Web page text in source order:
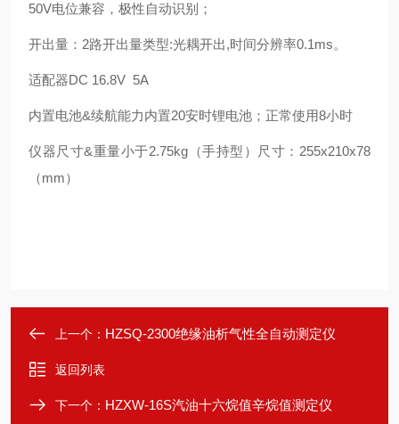
50V电位兼容，极性自动识别；
开出量：2路开出量类型:光耦开出,时间分辨率0.1ms。
适配器DC 16.8V 5A
内置电池&续航能力内置20安时锂电池；正常使用8小时
仪器尺寸&重量小于2.75kg（手持型）尺寸：255x210x78
（mm）
上一个： HZSQ-2300绝缘油析气性全自动测定仪
返回列表
下一个： HZXW-16S汽油十六烷值辛烷值测定仪